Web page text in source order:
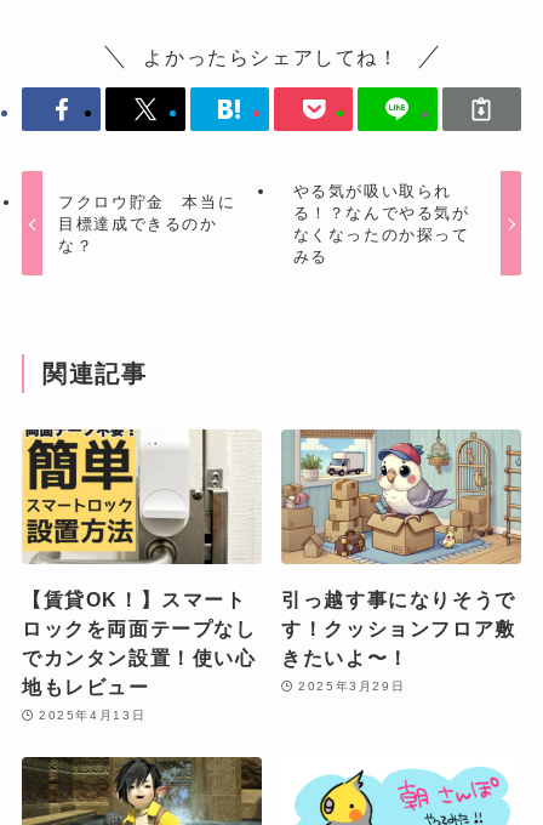
よかったらシェアしてね！
フクロウ貯金 本当に
目標達成できるのか
な？
やる気が吸い取られ
る！？なんでやる気が
なくなったのか探って
みる
関連記事
【賃貸OK！】スマート
ロックを両面テープなし
でカンタン設置！使い心
地もレビュー
2025年4月13日
引っ越す事になりそうで
す！クッションフロア敷
きたいよ〜！
2025年3月29日